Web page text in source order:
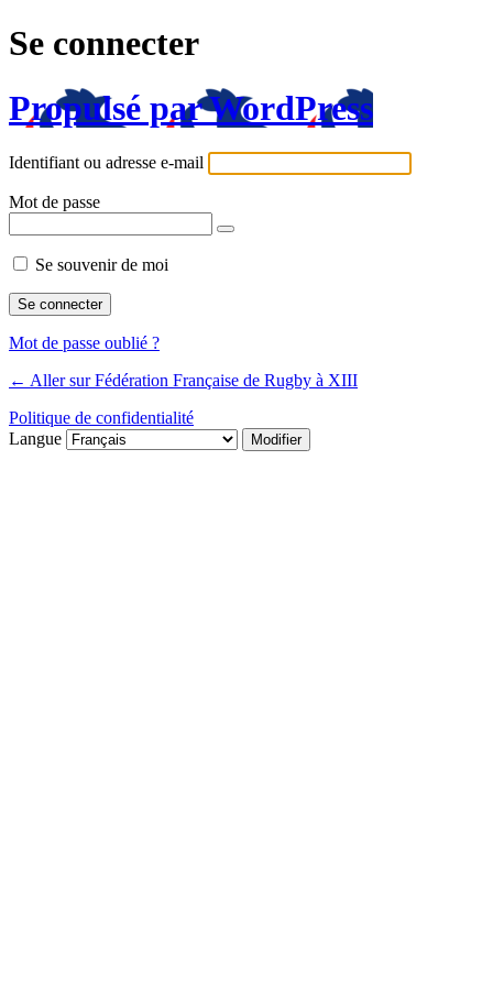
Se connecter
Propulsé par WordPress
Identifiant ou adresse e-mail
Mot de passe
Se souvenir de moi
Mot de passe oublié ?
← Aller sur Fédération Française de Rugby à XIII
Politique de confidentialité
Langue